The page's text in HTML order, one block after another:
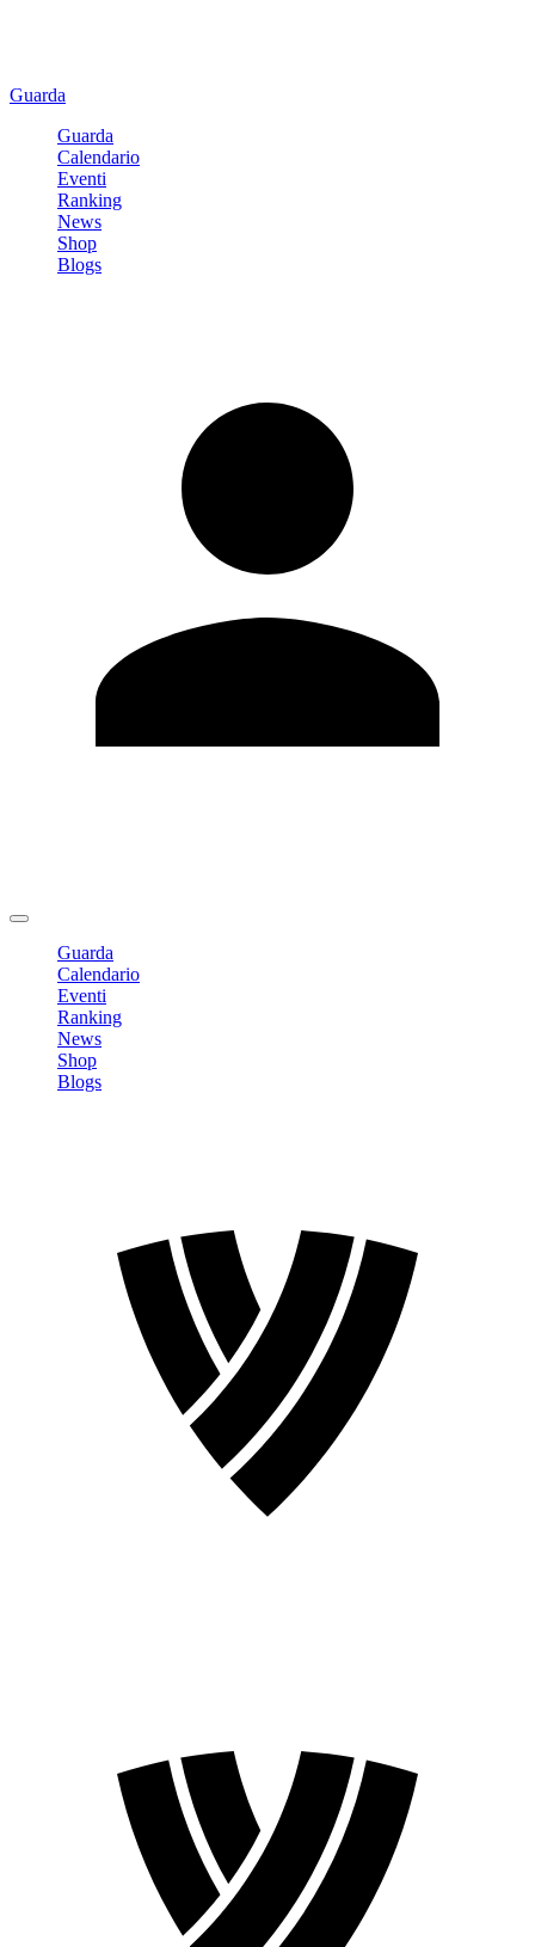
Guarda
Guarda
Calendario
Eventi
Ranking
News
Shop
Blogs
Guarda
Calendario
Eventi
Ranking
News
Shop
Blogs